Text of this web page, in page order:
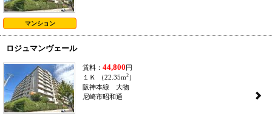
マンション
ロジュマンヴェール
賃料： 44,800円
１Ｋ （22.35m2）
阪神本線 大物
尼崎市昭和通
2